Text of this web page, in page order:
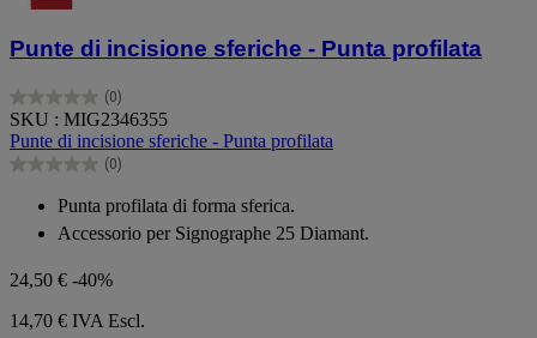
Punte di incisione sferiche - Punta profilata
(0)
0.0
su
5
stelle.
SKU : MIG2346355
Punte di incisione sferiche - Punta profilata
(0)
0.0
stelle.
Punta profilata di forma sferica.
Accessorio per Signographe 25 Diamant.
24,50 € -40%
14,70 € IVA Escl.